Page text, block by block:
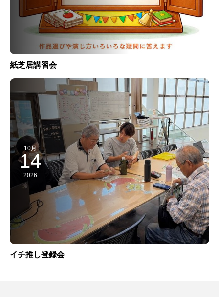
紙芝居講習会
10月
14
2026
イチ推し登録会